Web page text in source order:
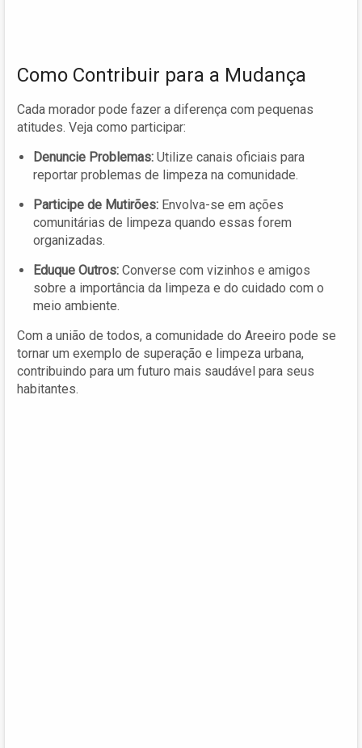
Como Contribuir para a Mudança
Cada morador pode fazer a diferença com pequenas
atitudes. Veja como participar:
Denuncie Problemas: Utilize canais oficiais para
reportar problemas de limpeza na comunidade.
Participe de Mutirões: Envolva-se em ações
comunitárias de limpeza quando essas forem
organizadas.
Eduque Outros: Converse com vizinhos e amigos
sobre a importância da limpeza e do cuidado com o
meio ambiente.
Com a união de todos, a comunidade do Areeiro pode se
tornar um exemplo de superação e limpeza urbana,
contribuindo para um futuro mais saudável para seus
habitantes.